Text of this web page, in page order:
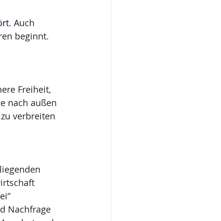
. Auch
beginnt.
Freiheit,
nach außen
verbreiten
Nachfrage